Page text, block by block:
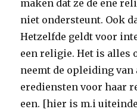
maken dat ze de ene
niet ondersteunt. Ook
Hetzelfde geldt voor
een religie. Het is alles
neemt de opleiding van
erediensten voor haar
een. [hier is m.i